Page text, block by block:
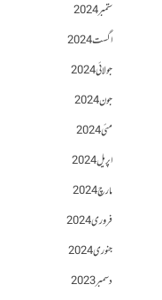
ستمبر 2024
اگست 2024
جولائی 2024
جون 2024
مئی 2024
اپریل 2024
مارچ 2024
فروری 2024
جنوری 2024
دسمبر 2023